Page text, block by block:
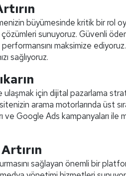
büyümesinde kritik bir rol
sunuyoruz. Güvenli
maksimize
sağlıyoruz.
için dijital pazarlama
arama motorlarında üst
ve Google Ads kampanyaları ile
sağlayan önemli bir